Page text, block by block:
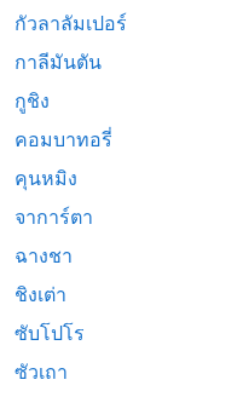
กัวลาลัมเปอร์
กาลีมันตัน
กูชิง
คอมบาทอรี่
คุนหมิง
จาการ์ตา
ฉางชา
ชิงเต่า
ซับโปโร
ซัวเถา